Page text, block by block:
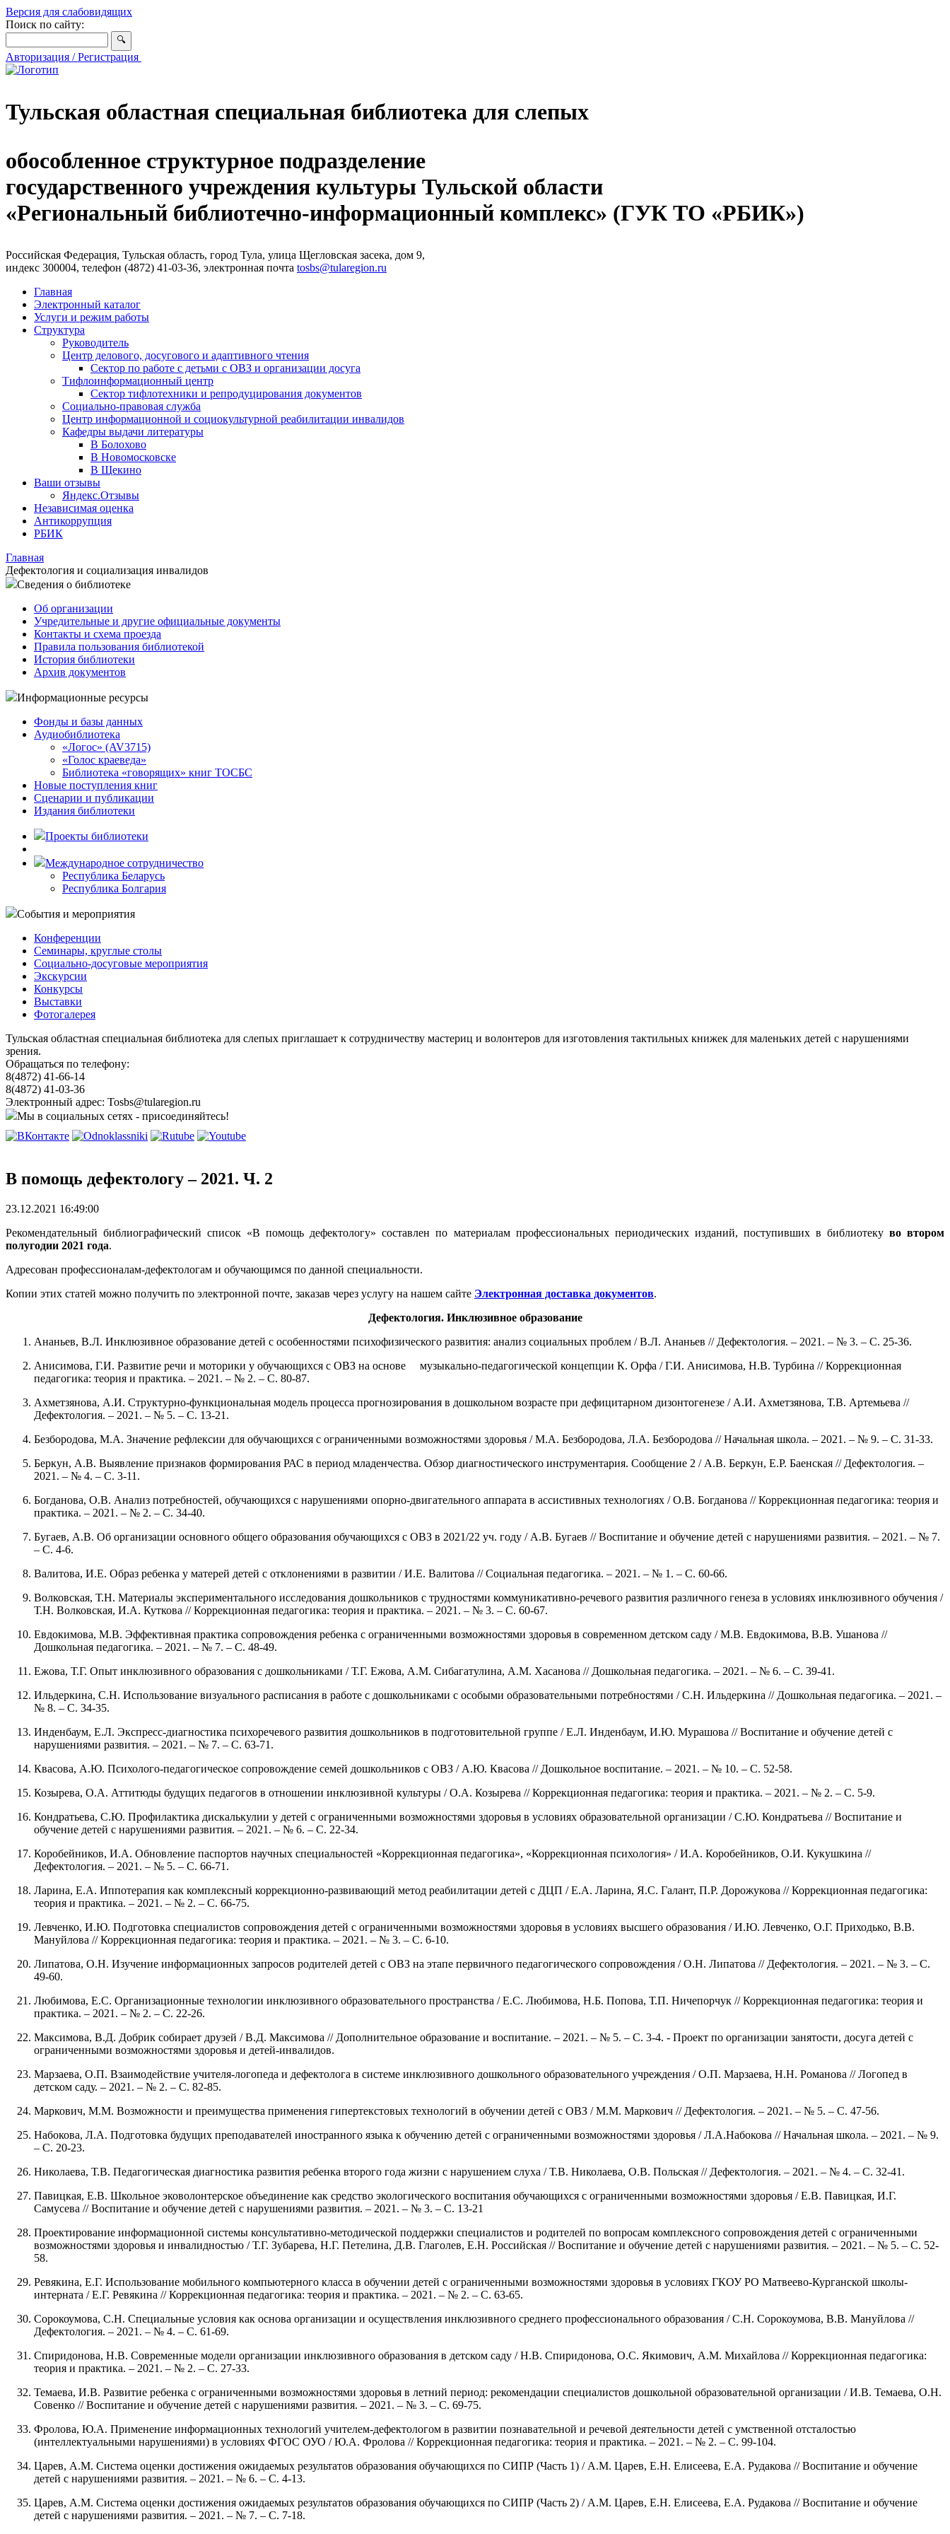
Версия для слабовидящих
Поиск по сайту:
Авторизация / Регистрация
Тульская областная специальная библиотека для слепых
обособленное структурное подразделение
государственного учреждения культуры Тульской области
«Региональный библиотечно-информационный комплекс» (ГУК ТО «РБИК»)
Российская Федерация, Тульская область, город Тула, улица Щегловская засека, дом 9,
индекс 300004, телефон (4872) 41-03-36, электронная почта tosbs@tularegion.ru
Главная
Электронный каталог
Услуги и режим работы
Структура
Руководитель
Центр делового, досугового и адаптивного чтения
Сектор по работе с детьми с ОВЗ и организации досуга
Тифлоинформационный центр
Сектор тифлотехники и репродуцирования документов
Социально-правовая служба
Центр информационной и социокультурной реабилитации инвалидов
Кафедры выдачи литературы
В Болохово
В Новомосковске
В Щекино
Ваши отзывы
Яндекс.Отзывы
Независимая оценка
Антикоррупция
РБИК
Главная
Дефектология и социализация инвалидов
Сведения о библиотеке
Об организации
Учредительные и другие официальные документы
Контакты и схема проезда
Правила пользования библиотекой
История библиотеки
Архив документов
Информационные ресурсы
Фонды и базы данных
Аудиобиблиотека
«Логос» (AV3715)
«Голос краеведа»
Библиотека «говорящих» книг ТОСБС
Новые поступления книг
Сценарии и публикации
Издания библиотеки
Проекты библиотеки
Международное сотрудничество
Республика Беларусь
Республика Болгария
События и мероприятия
Конференции
Семинары, круглые столы
Социально-досуговые мероприятия
Экскурсии
Конкурсы
Выставки
Фотогалерея
Тульская областная специальная библиотека для слепых приглашает к сотрудничеству мастериц и волонтеров для изготовления тактильных книжек для маленьких детей с нарушениями
зрения.
Обращаться по телефону:
8(4872) 41-66-14
8(4872) 41-03-36
Электронный адрес: Tosbs@tularegion.ru
Мы в социальных сетях - присоединяйтесь!
В помощь дефектологу – 2021. Ч. 2
23.12.2021 16:49:00
Рекомендательный библиографический список «В помощь дефектологу» составлен по материалам профессиональных периодических изданий, поступивших в библиотеку во втором
полугодии 2021 года.
Адресован профессионалам-дефектологам и обучающимся по данной специальности.
Копии этих статей можно получить по электронной почте, заказав через услугу на нашем сайте Электронная доставка документов.
Дефектология. Инклюзивное образование
Ананьев, В.Л. Инклюзивное образование детей с особенностями психофизического развития: анализ социальных проблем / В.Л. Ананьев // Дефектология. – 2021. – № 3. – С. 25-36.
Анисимова, Г.И. Развитие речи и моторики у обучающихся с ОВЗ на основе музыкально-педагогической концепции К. Орфа / Г.И. Анисимова, Н.В. Турбина // Коррекционная
педагогика: теория и практика. – 2021. – № 2. – С. 80-87.
Ахметзянова, А.И. Структурно-функциональная модель процесса прогнозирования в дошкольном возрасте при дефицитарном дизонтогенезе / А.И. Ахметзянова, Т.В. Артемьева //
Дефектология. – 2021. – № 5. – С. 13-21.
Безбородова, М.А. Значение рефлексии для обучающихся с ограниченными возможностями здоровья / М.А. Безбородова, Л.А. Безбородова // Начальная школа. – 2021. – № 9. – С. 31-33.
Беркун, А.В. Выявление признаков формирования РАС в период младенчества. Обзор диагностического инструментария. Сообщение 2 / А.В. Беркун, Е.Р. Баенская // Дефектология. –
2021. – № 4. – С. 3-11.
Богданова, О.В. Анализ потребностей, обучающихся с нарушениями опорно-двигательного аппарата в ассистивных технологиях / О.В. Богданова // Коррекционная педагогика: теория и
практика. – 2021. – № 2. – С. 34-40.
Бугаев, А.В. Об организации основного общего образования обучающихся с ОВЗ в 2021/22 уч. году / А.В. Бугаев // Воспитание и обучение детей с нарушениями развития. – 2021. – № 7.
– С. 4-6.
Валитова, И.Е. Образ ребенка у матерей детей с отклонениями в развитии / И.Е. Валитова // Социальная педагогика. – 2021. – № 1. – С. 60-66.
Волковская, Т.Н. Материалы экспериментального исследования дошкольников с трудностями коммуникативно-речевого развития различного генеза в условиях инклюзивного обучения /
Т.Н. Волковская, И.А. Куткова // Коррекционная педагогика: теория и практика. – 2021. – № 3. – С. 60-67.
Евдокимова, М.В. Эффективная практика сопровождения ребенка с ограниченными возможностями здоровья в современном детском саду / М.В. Евдокимова, В.В. Ушанова //
Дошкольная педагогика. – 2021. – № 7. – С. 48-49.
Ежова, Т.Г. Опыт инклюзивного образования с дошкольниками / Т.Г. Ежова, А.М. Сибагатулина, А.М. Хасанова // Дошкольная педагогика. – 2021. – № 6. – С. 39-41.
Ильдеркина, С.Н. Использование визуального расписания в работе с дошкольниками с особыми образовательными потребностями / С.Н. Ильдеркина // Дошкольная педагогика. – 2021. –
№ 8. – С. 34-35.
Инденбаум, Е.Л. Экспресс-диагностика психоречевого развития дошкольников в подготовительной группе / Е.Л. Инденбаум, И.Ю. Мурашова // Воспитание и обучение детей с
нарушениями развития. – 2021. – № 7. – С. 63-71.
Квасова, А.Ю. Психолого-педагогическое сопровождение семей дошкольников с ОВЗ / А.Ю. Квасова // Дошкольное воспитание. – 2021. – № 10. – С. 52-58.
Козырева, О.А. Аттитюды будущих педагогов в отношении инклюзивной культуры / О.А. Козырева // Коррекционная педагогика: теория и практика. – 2021. – № 2. – С. 5-9.
Кондратьева, С.Ю. Профилактика дискалькулии у детей с ограниченными возможностями здоровья в условиях образовательной организации / С.Ю. Кондратьева // Воспитание и
обучение детей с нарушениями развития. – 2021. – № 6. – С. 22-34.
Коробейников, И.А. Обновление паспортов научных специальностей «Коррекционная педагогика», «Коррекционная психология» / И.А. Коробейников, О.И. Кукушкина //
Дефектология. – 2021. – № 5. – С. 66-71.
Ларина, Е.А. Иппотерапия как комплексный коррекционно-развивающий метод реабилитации детей с ДЦП / Е.А. Ларина, Я.С. Галант, П.Р. Дорожукова // Коррекционная педагогика:
теория и практика. – 2021. – № 2. – С. 66-75.
Левченко, И.Ю. Подготовка специалистов сопровождения детей с ограниченными возможностями здоровья в условиях высшего образования / И.Ю. Левченко, О.Г. Приходько, В.В.
Мануйлова // Коррекционная педагогика: теория и практика. – 2021. – № 3. – С. 6-10.
Липатова, О.Н. Изучение информационных запросов родителей детей с ОВЗ на этапе первичного педагогического сопровождения / О.Н. Липатова // Дефектология. – 2021. – № 3. – С.
49-60.
Любимова, Е.С. Организационные технологии инклюзивного образовательного пространства / Е.С. Любимова, Н.Б. Попова, Т.П. Ничепорчук // Коррекционная педагогика: теория и
практика. – 2021. – № 2. – С. 22-26.
Максимова, В.Д. Добрик собирает друзей / В.Д. Максимова // Дополнительное образование и воспитание. – 2021. – № 5. – С. 3-4. - Проект по организации занятости, досуга детей с
ограниченными возможностями здоровья и детей-инвалидов.
Марзаева, О.П. Взаимодействие учителя-логопеда и дефектолога в системе инклюзивного дошкольного образовательного учреждения / О.П. Марзаева, Н.Н. Романова // Логопед в
детском саду. – 2021. – № 2. – С. 82-85.
Маркович, М.М. Возможности и преимущества применения гипертекстовых технологий в обучении детей с ОВЗ / М.М. Маркович // Дефектология. – 2021. – № 5. – С. 47-56.
Набокова, Л.А. Подготовка будущих преподавателей иностранного языка к обучению детей с ограниченными возможностями здоровья / Л.А.Набокова // Начальная школа. – 2021. – № 9.
– С. 20-23.
Николаева, Т.В. Педагогическая диагностика развития ребенка второго года жизни с нарушением слуха / Т.В. Николаева, О.В. Польская // Дефектология. – 2021. – № 4. – С. 32-41.
Павицкая, Е.В. Школьное эковолонтерское объединение как средство экологического воспитания обучающихся с ограниченными возможностями здоровья / Е.В. Павицкая, И.Г.
Самусева // Воспитание и обучение детей с нарушениями развития. – 2021. – № 3. – С. 13-21
Проектирование информационной системы консультативно-методической поддержки специалистов и родителей по вопросам комплексного сопровождения детей с ограниченными
возможностями здоровья и инвалидностью / Т.Г. Зубарева, Н.Г. Петелина, Д.В. Глаголев, Е.Н. Российская // Воспитание и обучение детей с нарушениями развития. – 2021. – № 5. – С. 52-
58.
Ревякина, Е.Г. Использование мобильного компьютерного класса в обучении детей с ограниченными возможностями здоровья в условиях ГКОУ РО Матвеево-Курганской школы-
интерната / Е.Г. Ревякина // Коррекционная педагогика: теория и практика. – 2021. – № 2. – С. 63-65.
Сорокоумова, С.Н. Специальные условия как основа организации и осуществления инклюзивного среднего профессионального образования / С.Н. Сорокоумова, В.В. Мануйлова //
Дефектология. – 2021. – № 4. – С. 61-69.
Спиридонова, Н.В. Современные модели организации инклюзивного образования в детском саду / Н.В. Спиридонова, О.С. Якимович, А.М. Михайлова // Коррекционная педагогика:
теория и практика. – 2021. – № 2. – С. 27-33.
Темаева, И.В. Развитие ребенка с ограниченными возможностями здоровья в летний период: рекомендации специалистов дошкольной образовательной организации / И.В. Темаева, О.Н.
Совенко // Воспитание и обучение детей с нарушениями развития. – 2021. – № 3. – С. 69-75.
Фролова, Ю.А. Применение информационных технологий учителем-дефектологом в развитии познавательной и речевой деятельности детей с умственной отсталостью
(интеллектуальными нарушениями) в условиях ФГОС ОУО / Ю.А. Фролова // Коррекционная педагогика: теория и практика. – 2021. – № 2. – С. 99-104.
Царев, А.М. Система оценки достижения ожидаемых результатов образования обучающихся по СИПР (Часть 1) / А.М. Царев, Е.Н. Елисеева, Е.А. Рудакова // Воспитание и обучение
детей с нарушениями развития. – 2021. – № 6. – С. 4-13.
Царев, А.М. Система оценки достижения ожидаемых результатов образования обучающихся по СИПР (Часть 2) / А.М. Царев, Е.Н. Елисеева, Е.А. Рудакова // Воспитание и обучение
детей с нарушениями развития. – 2021. – № 7. – С. 7-18.